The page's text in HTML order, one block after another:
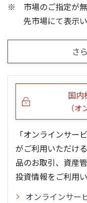
25/08
25/06
25/04 22/01
21/01
市場のご指定が
先市場にて表示い
さ
国内
（
「オンラインサー
がご利用いただけ
品のお取引、資産
投資情報をご利用い
オンラインサー